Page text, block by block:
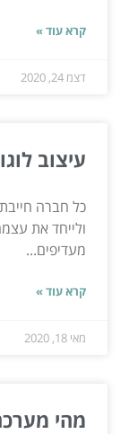
קרא עוד »
דצמ 24, 2020
עיצוב
כל חברה
ולייחד את
מעדיפים...
קרא עוד »
מאי 18, 2020